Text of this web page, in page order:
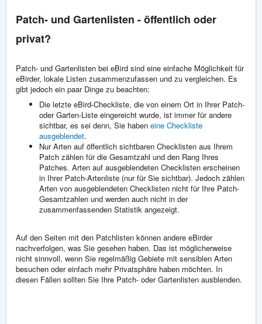
Patch- und Gartenlisten - öffentlich oder
privat?
Patch- und Gartenlisten bei eBird sind eine einfache Möglichkeit für
eBirder, lokale Listen zusammenzufassen und zu vergleichen. Es
gibt jedoch ein paar Dinge zu beachten:
Die letzte eBird-Checkliste, die von einem Ort in Ihrer Patch-
oder Garten-Liste eingereicht wurde, ist immer für andere
sichtbar, es sei denn, Sie haben eine Checkliste
ausgeblendet.
Nur Arten auf öffentlich sichtbaren Checklisten aus Ihrem
Patch zählen für die Gesamtzahl und den Rang Ihres
Patches. Arten auf ausgeblendeten Checklisten erscheinen
in Ihrer Patch-Artenliste (nur für Sie sichtbar). Jedoch zählen
Arten von ausgeblendeten Checklisten nicht für Ihre Patch-
Gesamtzahlen und werden auch nicht in der
zusammenfassenden Statistik angezeigt.
Auf den Seiten mit den Patchlisten können andere eBirder
nachverfolgen, was Sie gesehen haben. Das ist möglicherweise
nicht sinnvoll, wenn Sie regelmäßig Gebiete mit sensiblen Arten
besuchen oder einfach mehr Privatsphäre haben möchten. In
diesen Fällen sollten Sie Ihre Patch- oder Gartenlisten ausblenden.